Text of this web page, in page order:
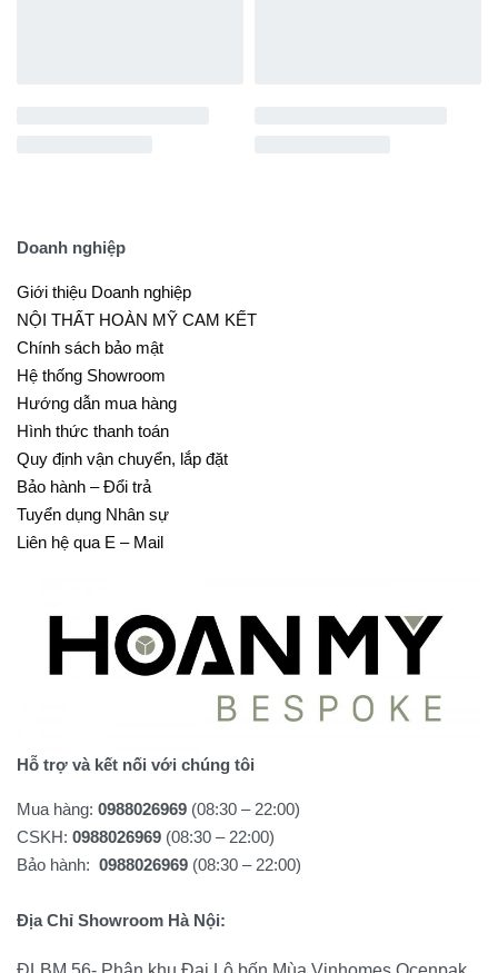
Doanh nghiệp
Giới thiệu Doanh nghiệp
NỘI THẤT HOÀN MỸ CAM KẾT
Chính sách bảo mật
Hệ thống Showroom
Hướng dẫn mua hàng
Hình thức thanh toán
Quy định vận chuyển, lắp đặt
Bảo hành – Đổi trả
Tuyển dụng Nhân sự
Liên hệ qua E – Mail
Hỗ trợ và kết nối với chúng tôi
Mua hàng: 0988026969 (08:30 – 22:00)
CSKH: 0988026969 (08:30 – 22:00)
Bảo hành: 0988026969 (08:30 – 22:00)
Địa Chỉ Showroom Hà Nội: